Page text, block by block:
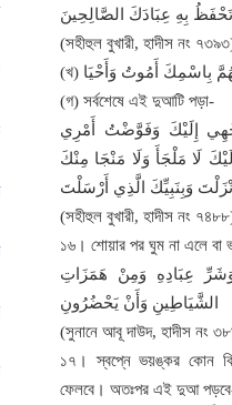
تَحْفَظُ بِهِ عِبَادَكَ الصَّالِحِينَ
(সহীহুল বুখারী, হাদীস নং
(গ) সর্বশেষে এই দুআটি পড়া-
إِلَيْكَ وَفَوَّضْتُ أَمْرِي
لَا مَلْجَأَ وَلَا مَنْجَا مِنْكَ
وَبِنَبِيِّكَ الَّذِي أَرْسَلْتَ
(সহীহুল বুখারী, হাদীস নং
১৬। শোয়ার পর ঘুম না এলে
وَشَرِّ عِبَادِهِ وَمِنْ هَمَزَاتِ
الشَّيَاطِينِ وَأَنْ يَحْضُرُونِ
(সুনানে আবূ দাউদ, হাদীস নং
১৭। স্বপ্নে ভয়ঙ্কর কোন
ফেলবে। অতঃপর এই দুআ